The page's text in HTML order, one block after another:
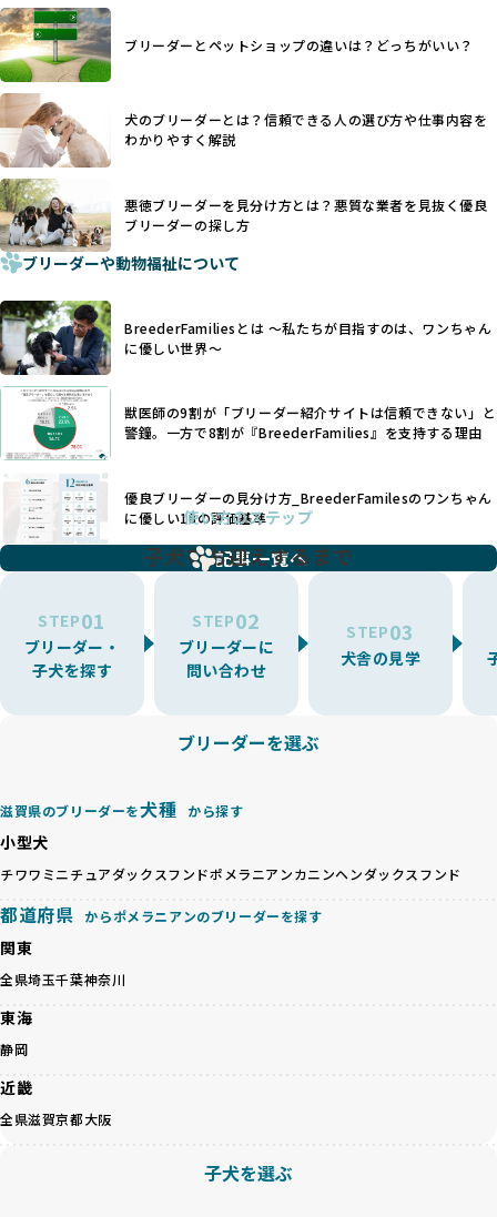
さらに、書類審査のみで掲載が許可されるサイトが多く、実
際の飼育環境やブリーダーの姿勢が見えにくい点も課題で
す。こうしたサイトでは、ブリーダーが記載する情報が主で
あり、実際の現場や日々のケアの状況がわからないため、営
利優先の「悪徳ブリーダー」が含まれるリスクが高まりま
す。
BreederFamiliesでは、ワンちゃんを大切にする「優良ブリ
ーダー」のみを紹介するために、法令を超えた独自の基準を
設け、ブリーダーの理念や飼育環境の厳格なチェックを行っ
ています。
一部の営利優先のブリーディングでは、母犬の出産負担を考
えずに大量繁殖が行われ、親犬が心身ともに疲弊するケース
が見られます。さらに、コストカットのために食事を減らし
たり、栄養のない食事を与える、適切な健康管理が行われな
いなど、ワンちゃんの健康と福祉が犠牲にされることも少な
くありません。
また、健康リスクが予測しづらいミックス犬の繁殖や、愛情
が行き届かない多頭飼育等も問題です。これらのブリーディ
ング手法は、ワンちゃんの福祉を無視し、利益のみを追求す
るブリーダーによるものが多く、消費者にとっても深刻な課
題となっています。
BreederFamiliesでは、こうしたワンちゃんに優しくないブ
リーディングをなくすため、すべてのワンちゃんを家族のよ
うに大切に飼育・繁殖を行っている「優良ブリーダー」のみ
BreederFamiliesでは、アニマルウェルフェアを最優先に考
えた6つの絶対基準と12の総合基準を設定しています。これに
ことを徹底しています。
BreederFamiliesでは、以下の6項目を必須条件とし、これら
基づいた責任あるブリーディングを確保しています。
さらに、健康管理、社会性の育成、遺伝子検査、食事や運動
の質など、ワンちゃんの心身に配慮した飼育環境が整ってい
るかを評価する12項目の総合基準を設けています。これによ
り、より高い基準をクリアしたブリーダーだけを厳選してい
ます。
その結果、合格率10%未満という厳しい基準をクリアした優
良ブリーダーのみが登録されています。
ゃんを家族のように愛するという理念を共有するブリーダー
のみを厳選しています。これにより、ユーザーの皆さんに安
「BreederFamilesのワンちゃんに優しい18の評価基準」は
こちら
BreederFamiliesでは、すべてのブリーダーを書類審査、直
接のヒアリング、現地確認を通じて厳しく評価しています。
ヨーロッパ諸国ではこうした処置が禁止されている一方で、
日本ではいまだ行われる場合があります。
優良ブリーダーは動物福祉を優先し、ワンちゃんの自然な姿
を大切にするため断尾・断耳を行いません。
一方、営利優先ブリーダーでは「見た目が良く売れやすい」
ことを理由に断尾や断耳を行うことがあり、中には麻酔なし
で処置するケースも見受けられます。
「耳やしっぽを切らない」詳細はこちら
犬種ごとに異なる健康リスクや育て方のポイントを理解し、
適切に対応するためには、深い知識と豊富な経験が欠かせま
せん。現在、犬種は200種類以上あり、それぞれに特有の健康
たとえば、パグは呼吸器系のトラブルを抱えやすく、ラブラ
ドール・レトリバーには股関節形成不全への注意が必要で
す。このような犬種ごとの違いを熟知し、適切なケアを提供
できるかどうかは、ブリーダーの専門性に大きく関わりま
す。
優良ブリーダーは、少数の犬種（一般的に3種以内）に絞って
繁殖を行い、各犬種の特徴を熟知しています。これにより、
犬種ごとの健康管理や繁殖において質の高いケアを提供する
ことが可能です。
一方、営利優先ブリーダーは流行や需要に応じて扱う犬種を
増やす傾向があり、犬種ごとに異なる健康問題や適切な育成
環境を十分に考慮しない場合があります。こうしたブリーダ
たりストレスを抱えたりするリスクが高まります。
「少数の犬種に集中」の詳細はこちら
すが、無計画な交配には健康リスクが伴います。異なる犬種
の特徴を持つことで予測しにくい健康問題が発生する可能性
が高く、診断や治療も複雑化する場合があります。また、ミ
待する理想と現実が大きく異なることも少なくありません。
健康と性格を次世代に引き継ぐために、ミックス犬の繁殖を
避けます。無計画な交配がもたらすリスクを理解し、飼い主
殖を徹底しているのです。
一方、営利優先ブリーダーは流行や需要に応じて安易にミッ
クス犬を繁殖し、健康管理や飼い主への配慮が不十分なこと
が多く見受けられます。場合によっては、チワワ×ハスキー
等体格の異なるリスクの高い交配を行うこともあります。
ペットショップやペットオークションは、流通過程でワンち
ゃんが長時間の輸送を強いられたり、狭いケージに閉じ込め
られるなど、心身に大きな負担がかかります。このような環
ちゃんの社会性や基本的なしつけにも悪影響を与える可能性
ブリーダーとペットショップの違いは？どっちがいい？
犬のブリーダーとは？信頼できる人の選び方や仕事内容を
わかりやすく解説
悪徳ブリーダーを見分け方とは？悪質な業者を見抜く優良
ブリーダーの探し方
ブリーダーや動物福祉について
BreederFamiliesとは 〜私たちが目指すのは、ワンちゃん
に優しい世界〜
獣医師の9割が「ブリーダー紹介サイトは信頼できない」と
警鐘。一方で8割が『BreederFamilies』を支持する理由
優良ブリーダーの見分け方_BreederFamilesのワンちゃん
に優しい18の評価基準
記事一覧へ
使い方のステップ
子犬をお迎えするまで
STEP01
ブリーダー・
子犬を探す
STEP02
ブリーダーに
問い合わせ
STEP03
犬舎の見学
ブリーダーを選ぶ
滋賀県のブリーダーを犬種 から探す
小型犬
チワワ ミニチュアダックスフンドポメラニアンカニンヘンダックスフンド
都道府県 からポメラニアンのブリーダーを探す
関東
全県埼玉千葉神奈川
東海
静岡
近畿
全県滋賀京都大阪
子犬を選ぶ